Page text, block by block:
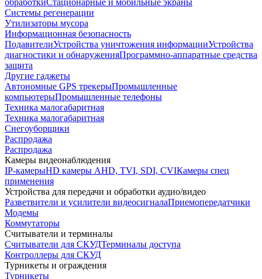
обработкиСтационарные и мобильные экраны
Системы регенерации
Утилизаторы мусора
Информационная безопасность
ПодавителиУстройства уничтожения информацииУстройства
диагностики и обнаруженияПрограммно-аппаратные средства
защита
Другие гаджеты
Автономные GPS трекерыПромышленные
компьютерыПромышленные телефоны
Техника малогабаритная
Техника малогабаритная
Снегоуборщики
Распродажа
Распродажа
Камеры видеонаблюдения
IP-камерыHD камеры AHD, TVI, SDI, CVIКамеры спец
применения
Устройства для передачи и обработки аудио/видео
Разветвители и усилители видеосигналаПриемопередатчики
Модемы
Коммутаторы
Считыватели и терминалы
Считыватели для СКУДТерминалы доступа
Контроллеры для СКУД
Турникеты и ограждения
Турникеты